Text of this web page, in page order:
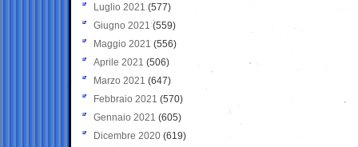
Luglio 2021 (577)
Giugno 2021(559)
Maggio 2021 (556)
Aprile 2021 (506)
Marzo 2021 (647)
Febbraio 2021 (570)
Gennaio 2021 (605)
Dicembre 2020 (619)